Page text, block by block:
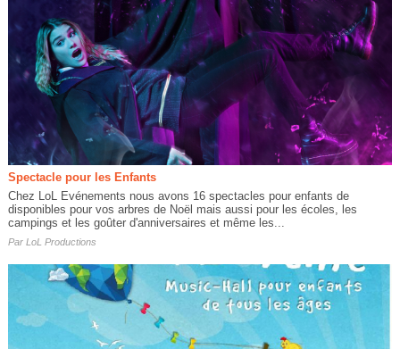
Spectacle pour les Enfants
Chez LoL Evénements nous avons 16 spectacles pour enfants de
disponibles pour vos arbres de Noël mais aussi pour les écoles, les
campings et les goûter d'anniversaires et même les...
Par LoL Productions